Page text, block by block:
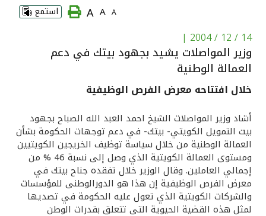
الاستثمار
القنوات المصرفية
أدوات وخدمات
خدمات ما بعد البيع
اتصل بنا
A
A
A استمع
14 / 12 / 2004
|
وزير المواصلات يشيد بجهود بيتك في دعم
العمالة الوطنية
خلال افتتاحه معرض الفرص الوظيفية
أشاد وزير المواصلات الشيخ احمد العبد الله الصباح بجهود
بيت التمويل الكويتي- بيتك- في دعم توجهات الحكومة بشأن
العمالة الوطنية من خلال سياسة توظيف الخريجين الكويتيين
ومستوى العمالة الكويتية الذي وصل إلى نسبة 46 % من
إجمالي العاملين. وقال الوزير خلال تفقده جناح بيتك في
معرض الفرص الوظيفية إن هذا هو الدورالوطنى للمؤسسات
والشركات الكويتية الذي تعول عليه الحكومة في تصديها
لمثل هذه القضية الحيوية التى تتعلق بقدرات الوطن